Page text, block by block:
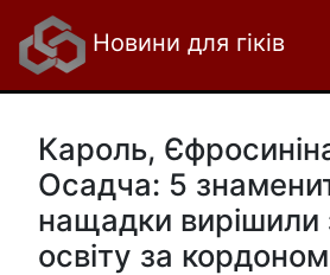
Новини для гіків
Кароль,
Осадча: 5
нащадки вирішили
освіту за кордоном